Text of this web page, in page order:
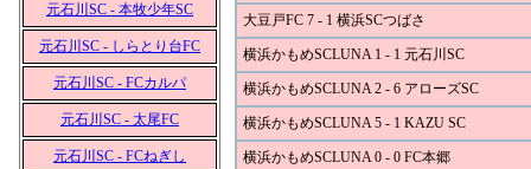
元石川SC - 本牧少年SC
元石川SC - しらとり台FC
元石川SC - FCカルパ
元石川SC - 太尾FC
元石川SC - FCねぎし
大豆戸FC 7 - 1 横浜SCつばさ
横浜かもめSCLUNA 1 - 1 元石川SC
横浜かもめSCLUNA 2 - 6 アローズSC
横浜かもめSCLUNA 5 - 1 KAZU SC
横浜かもめSCLUNA 0 - 0 FC本郷